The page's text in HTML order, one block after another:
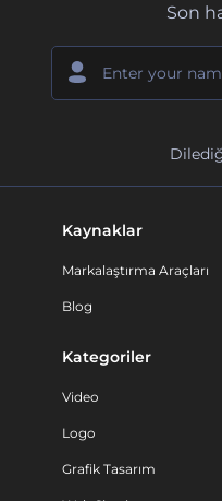
Son
Kaynaklar
Markalaştırma Araçları
Blog
Kategoriler
Video
Logo
Grafik Tasarım